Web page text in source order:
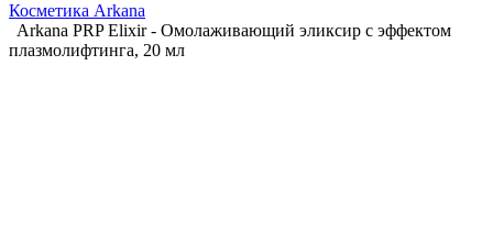
Косметика Arkana
Arkana PRP Elixir - Омолаживающий эликсир с эффектом
плазмолифтинга, 20 мл